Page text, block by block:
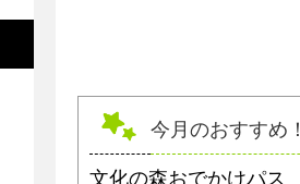
今月のおすすめ！
文化の森おでかけパス